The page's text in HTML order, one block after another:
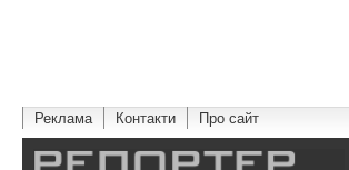
Реклама Контакти Про сайт